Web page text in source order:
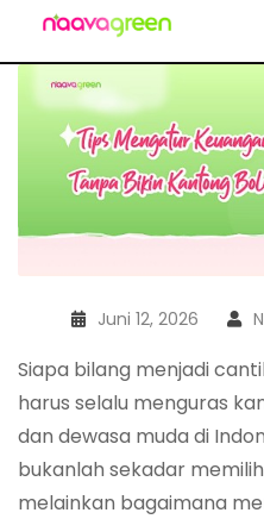
Juni 12, 2026
Siapa bilang menjadi
harus selalu menguras
dan dewasa muda di
bukanlah sekadar
melainkan bagaimana